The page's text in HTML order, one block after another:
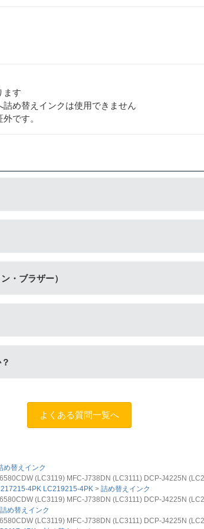
ます
め替えインクは使用できません
です。
りません。
・ブラザー）
ね合わせて細かく色合いを表現でき、発色の良
目的とした写真や大事な書類を印刷する際はご注
よくある質問一覧へ
め替えインク
(LC3119) MFC-J738DN (LC3111) DCP-J4225N
4PK LC219215-4PK
詰め替えインク
(LC3119) MFC-J738DN (LC3111) DCP-J4225N
詰め替えインク
(LC3119) MFC-J738DN (LC3111) DCP-J4225N